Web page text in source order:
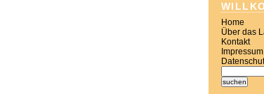
Home
Über das
Kontakt
Impressum